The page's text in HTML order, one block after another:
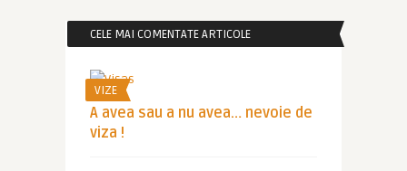
CELE MAI COMENTATE ARTICOLE
VIZE
A avea sau a nu avea… nevoie de
viza !